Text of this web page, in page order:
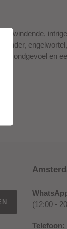
​​opwindende,
mondgevoel en
(12:00 -
Telefoon: